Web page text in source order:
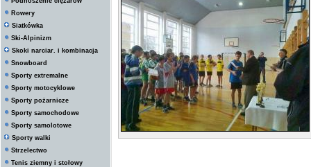
Rowery
Siatkówka
Ski-Alpinizm
Skoki narciar. i kombinacja
Snowboard
Sporty extremalne
Sporty motocyklowe
Sporty pożarnicze
Sporty samochodowe
Sporty samolotowe
Sporty walki
Strzelectwo
Tenis ziemny i stołowy